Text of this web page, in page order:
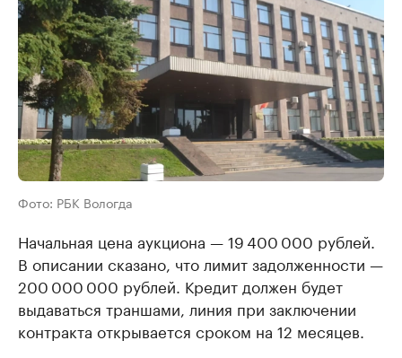
Фото: РБК Вологда
Начальная цена аукциона — 19 400 000 рублей.
В описании сказано, что лимит задолженности —
200 000 000 рублей. Кредит должен будет
выдаваться траншами, линия при заключении
контракта открывается сроком на 12 месяцев.